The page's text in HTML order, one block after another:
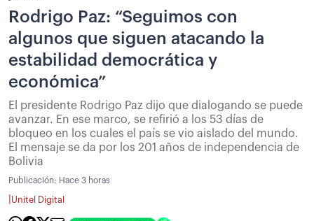
Rodrigo Paz: “Seguimos con
algunos que siguen atacando la
estabilidad democrática y
económica”
El presidente Rodrigo Paz dijo que dialogando se puede
avanzar. En ese marco, se refirió a los 53 días de
bloqueo en los cuales el país se vio aislado del mundo.
El mensaje se da por los 201 años de independencia de
Bolivia
Publicación: Hace 3 horas
Unitel Digital